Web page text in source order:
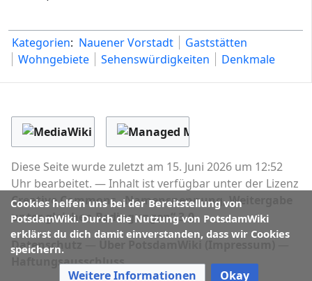
Kategorien: Nauener Vorstadt
Gaststätten
Wohngebiete
Sehenswürdigkeiten Denkmale
Cookies helfen uns bei der Bereitstellung von
PotsdamWiki. Durch die Nutzung von PotsdamWiki
erklärst du dich damit einverstanden, dass wir Cookies
speichern.
Weitere Informationen Okay
Diese Seite wurde zuletzt am 15. Juni 2026 um 12:52
Uhr bearbeitet.
Inhalt ist verfügbar unter der Lizenz
Creative Commons „Namensnennung, Weitergabe
unter gleichen Bedingungen“ 3.0.
Datenschutz
Haftungsausschluss